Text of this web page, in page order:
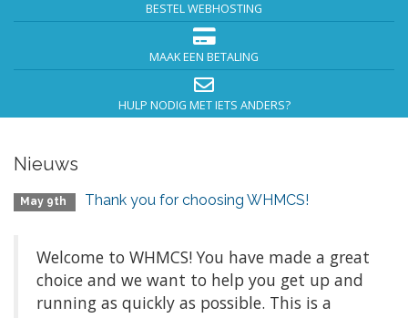
BESTEL WEBHOSTING
MAAK EEN BETALING
HULP NODIG MET IETS ANDERS?
Nieuws
May 9th Thank you for choosing WHMCS!
Welcome to WHMCS! You have made a great
choice and we want to help you get up and
running as quickly as possible. This is a